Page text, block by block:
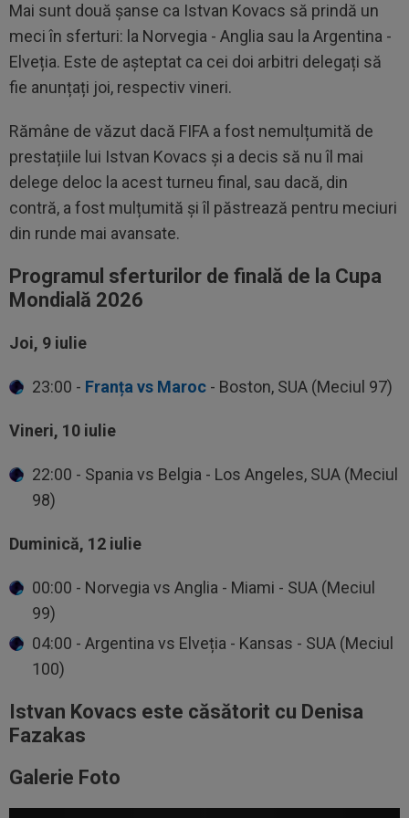
Mai sunt două șanse ca Istvan Kovacs să prindă un
meci în sferturi: la Norvegia - Anglia sau la Argentina -
Elveția. Este de așteptat ca cei doi arbitri delegați să
fie anunțați joi, respectiv vineri.
Rămâne de văzut dacă FIFA a fost nemulțumită de
prestațiile lui Istvan Kovacs și a decis să nu îl mai
delege deloc la acest turneu final, sau dacă, din
contră, a fost mulțumită și îl păstrează pentru meciuri
din runde mai avansate.
Programul sferturilor de finală de la Cupa
Mondială 2026
Joi, 9 iulie
23:00 - Franța vs Maroc - Boston, SUA (Meciul 97)
Vineri, 10 iulie
22:00 - Spania vs Belgia - Los Angeles, SUA (Meciul
98)
Duminică, 12 iulie
00:00 - Norvegia vs Anglia - Miami - SUA (Meciul
99)
04:00 - Argentina vs Elveția - Kansas - SUA (Meciul
100)
Istvan Kovacs este căsătorit cu Denisa
Fazakas
Galerie Foto